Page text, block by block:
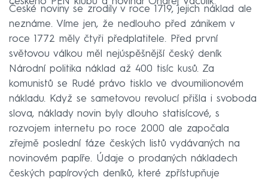
České noviny se zrodily v roce 1719, jejich náklad ale
neznáme. Víme jen, že nedlouho před zánikem v
roce 1772 měly čtyři předplatitele. Před první
světovou válkou měl nejúspěšnější český deník
Národní politika náklad až 400 tisíc kusů. Za
komunistů se Rudé právo tisklo ve dvoumilionovém
nákladu. Když se sametovou revolucí přišla i svoboda
slova, náklady novin byly dlouho statisícové, s
rozvojem internetu po roce 2000 ale započala
zřejmě poslední fáze českých listů vydávaných na
novinovém papíře. Údaje o prodaných nákladech
českých papírových deníků, které zpřístupňuje